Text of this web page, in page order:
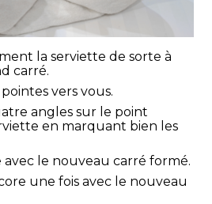
la serviette de sorte à
carré.
vers vous.
angles sur le point
en marquant bien les
avec le nouveau carré formé.
une fois avec le nouveau